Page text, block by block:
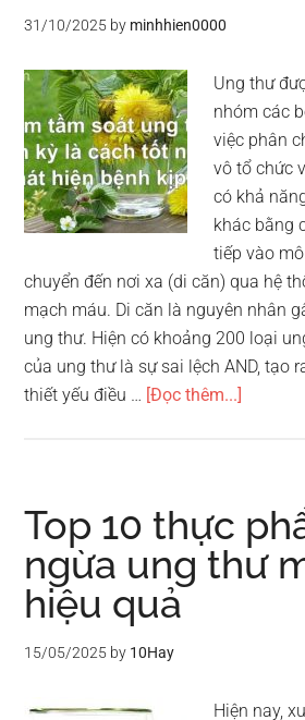
31/10/2025 by minhhien0000
Ung thư
nhóm các
việc phân
vô tổ chức
có khả
khác bằng
tiếp vào
chuyển đến nơi xa (di căn) qua hệ
mạch máu. Di căn là nguyên nhân
ung thư. Hiện có khoảng 200 loại
của ung thư là sự sai lệch AND, tạo
thiết yếu điều … [Đọc thêm...]
phòng
chống
bệnh
Top 10 thực
ngừa ung thư
hiệu quả
15/05/2025 by 10Hay
Hiện nay,